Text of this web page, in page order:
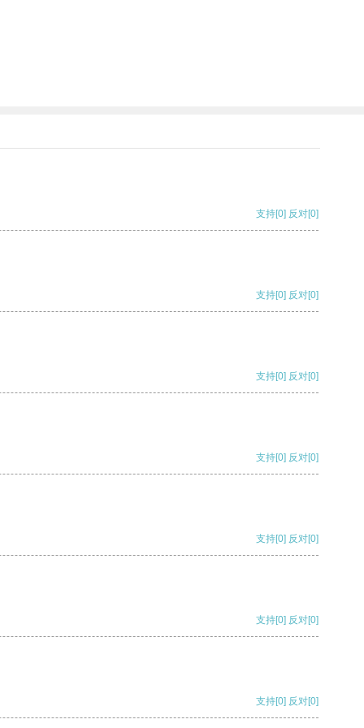
支持[0] 反对[0]
支持[0] 反对[0]
支持[0] 反对[0]
支持[0] 反对[0]
支持[0] 反对[0]
支持[0] 反对[0]
支持[0] 反对[0]